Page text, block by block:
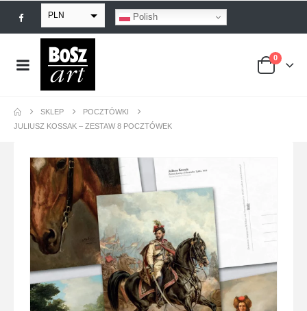
PLN
EUR
USD
Polish
0
SKLEP
POCZTÓWKI
JULIUSZ KOSSAK – ZESTAW 8 POCZTÓWEK